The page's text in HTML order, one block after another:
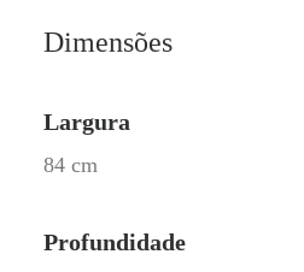
Dimensões
Largura
84 cm
Profundidade